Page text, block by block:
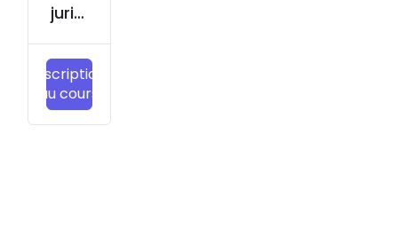
juridi
ques
Inscription
au cours